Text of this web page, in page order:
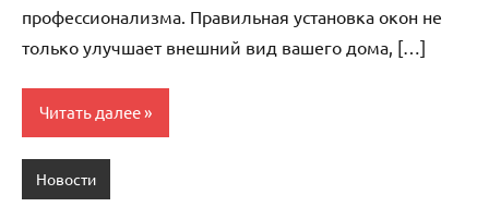
профессионализма. Правильная установка окон не
только улучшает внешний вид вашего дома, […]
Читать далее
Новости